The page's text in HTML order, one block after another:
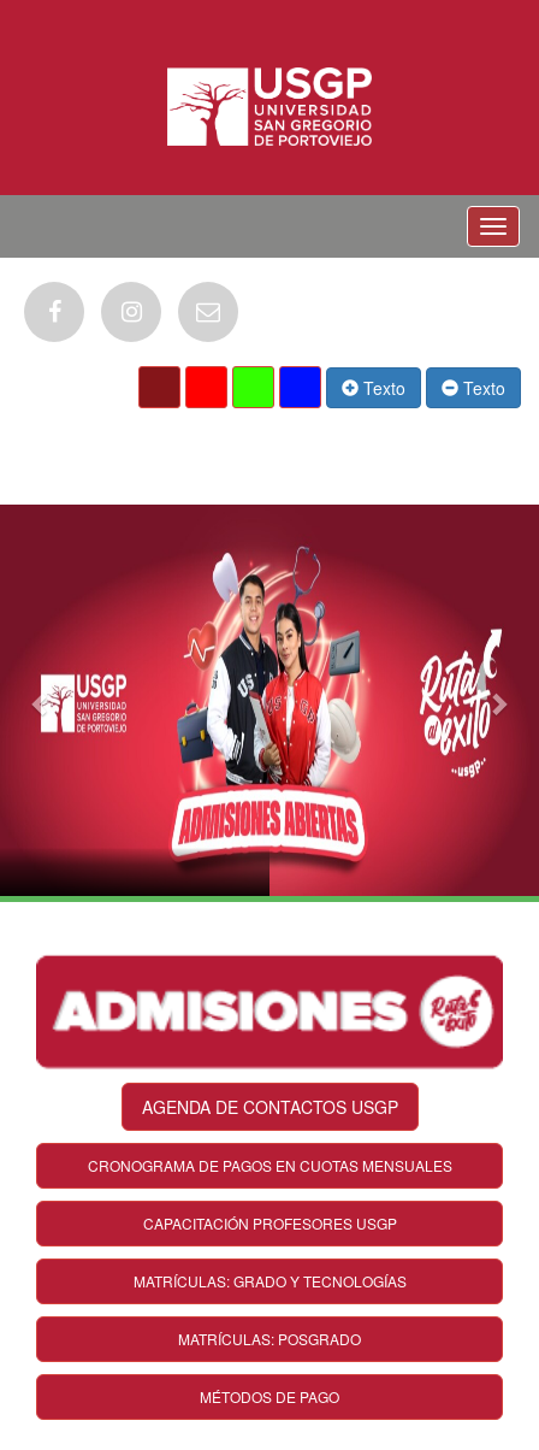
Menu
Texto Texto
AGENDA DE CONTACTOS USGP
CRONOGRAMA DE PAGOS EN CUOTAS MENSUALES
CAPACITACIÓN PROFESORES USGP
MATRÍCULAS: GRADO Y TECNOLOGÍAS
MATRÍCULAS: POSGRADO
MÉTODOS DE PAGO